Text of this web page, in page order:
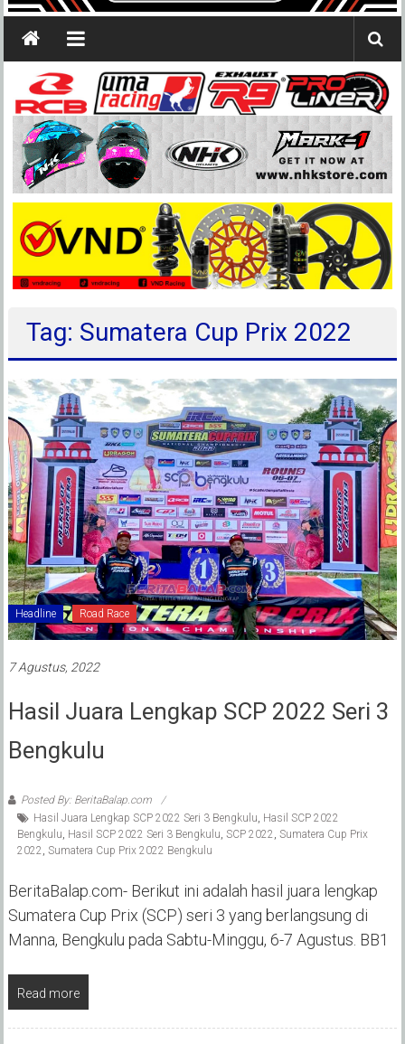
Tag: Sumatera Cup Prix 2022
Headline Road Race
7 Agustus, 2022
Hasil Juara Lengkap SCP 2022 Seri 3
Bengkulu
Posted By: BeritaBalap.com
Hasil Juara Lengkap SCP 2022 Seri 3 Bengkulu, Hasil SCP 2022
Bengkulu, Hasil SCP 2022 Seri 3 Bengkulu, SCP 2022, Sumatera Cup Prix
2022, Sumatera Cup Prix 2022 Bengkulu
BeritaBalap.com- Berikut ini adalah hasil juara lengkap
Sumatera Cup Prix (SCP) seri 3 yang berlangsung di
Manna, Bengkulu pada Sabtu-Minggu, 6-7 Agustus. BB1
Read more